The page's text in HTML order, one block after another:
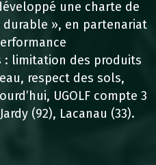
une charte de
durable », en partenariat
: limitation des produits
respect des sols,
UGOLF compte 3
(92), Lacanau (33).